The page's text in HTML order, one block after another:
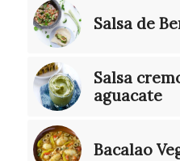
Salsa de
Salsa
aguacate
Bacalao